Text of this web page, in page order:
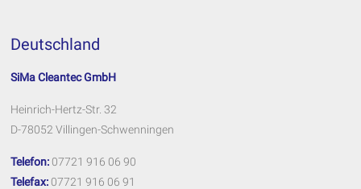
Deutschland
SiMa Cleantec GmbH
Heinrich-Hertz-Str. 32
D-78052 Villingen-Schwenningen
Telefon: 07721 916 06 90
Telefax: 07721 916 06 91